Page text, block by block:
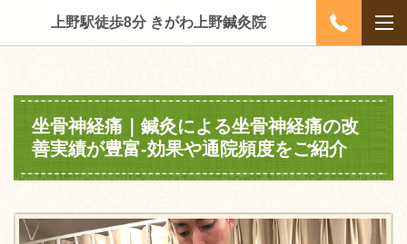
上野駅徒歩8分 きがわ上野鍼灸院
坐骨神経痛｜鍼灸による坐骨神経痛の改
善実績が豊富‐効果や通院頻度をご紹介